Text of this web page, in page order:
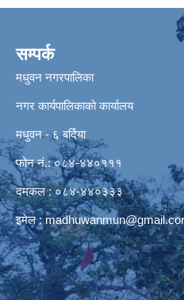
सम्पर्क
मधुवन नगरपालिका
नगर कार्यपालिकाको कार्यालय
मधुवन - ६ बर्दिया
फोन नं.: ०८४-४४०१११
दमकल : ०८४-४४०३३३
इमेल :